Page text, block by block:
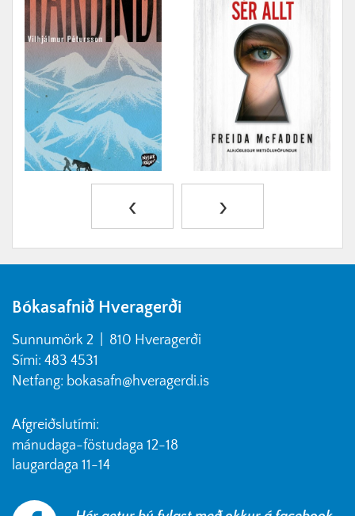
‹ ›
Bókasafnið Hveragerði
Sunnumörk 2 | 810 Hveragerði
Sími: 483 4531
Netfang: bokasafn@hveragerdi.is
Afgreiðslutími:
mánudaga-föstudaga 12-18
laugardaga 11-14